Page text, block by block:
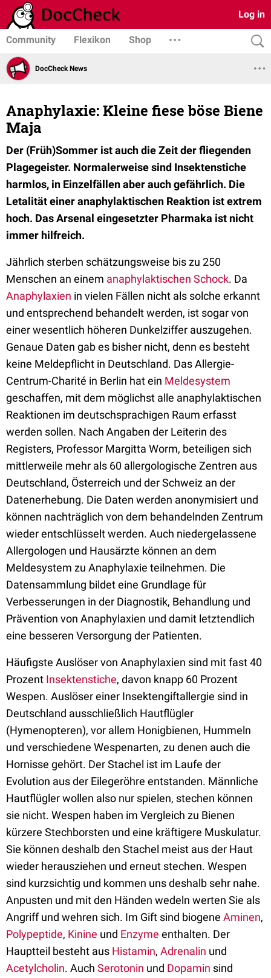
Log in
Community Flexikon Shop
DocCheck News
Anaphylaxie: Kleine fiese böse Biene
Maja
Der (Früh)Sommer ist auch die Zeit der fliegenden
Plagegeister. Normalerweise sind Insektenstiche
harmlos, in Einzelfällen aber auch gefährlich. Die
Letalität einer anaphylaktischen Reaktion ist extrem
hoch. Das Arsenal eingesetzter Pharmaka ist nicht
immer hilfreich.
Jährlich sterben schätzungsweise bis zu 250
Menschen an einem anaphylaktischen Schock. Da
Anaphylaxien in vielen Fällen nicht als solche erkannt
und entsprechend behandelt werden, ist sogar von
einer wesentlich höheren Dunkelziffer auszugehen.
Genaue Daten gab es bisher nicht, denn es besteht
keine Meldepflicht in Deutschland. Das Allergie-
Centrum-Charité in Berlin hat ein Meldesystem
geschaffen, mit dem möglichst alle anaphylaktischen
Reaktionen im deutschsprachigen Raum erfasst
werden sollen. Nach Angaben der Leiterin des
Registers, Professor Margitta Worm, beteiligen sich
mittlerweile mehr als 60 allergologische Zentren aus
Deutschland, Österreich und der Schweiz an der
Datenerhebung. Die Daten werden anonymisiert und
können nachträglich von dem behandelnden Zentrum
wieder entschlüsselt werden. Auch niedergelassene
Allergologen und Hausärzte können an dem
Meldesystem zu Anaphylaxie teilnehmen. Die
Datensammlung bildet eine Grundlage für
Verbesserungen in der Diagnostik, Behandlung und
Prävention von Anaphylaxien und damit letztendlich
eine besseren Versorgung der Patienten.
Häufigste Auslöser von Anaphylaxien sind mit fast 40
Prozent Insektenstiche, davon knapp 60 Prozent
Wespen. Auslöser einer Insektengiftallergie sind in
Deutschland ausschließlich Hautflügler
(Hymenopteren), vor allem Honigbienen, Hummeln
und verschiedene Wespenarten, zu denen auch die
Hornisse gehört. Der Stachel ist im Laufe der
Evolution aus der Eilegeröhre entstanden. Männliche
Hautflügler wollen also nur spielen, stechen können
sie nicht. Wespen haben im Vergleich zu Bienen
kürzere Stechborsten und eine kräftigere Muskulatur.
Sie können deshalb den Stachel meist aus der Haut
wieder herausziehen und erneut stechen. Wespen
sind kurzsichtig und kommen uns deshalb sehr nahe.
Anpusten und mit den Händen wedeln werten Sie als
Angriff und wehren sich. Im Gift sind biogene Aminen,
Polypeptide, Kinine und Enzyme enthalten. Der
Hauptteil besteht aus Histamin, Adrenalin und
Acetylcholin. Auch Serotonin und Dopamin sind